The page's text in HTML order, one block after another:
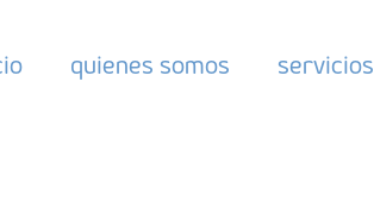
quienes somos servicios